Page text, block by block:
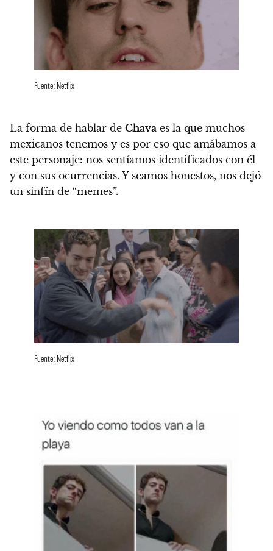
Fuente: Netflix
La forma de hablar de Chava es la que muchos
mexicanos tenemos y es por eso que amábamos a
este personaje: nos sentíamos identificados con él
y con sus ocurrencias. Y seamos honestos, nos dejó
un sinfín de “memes”.
Fuente: Netflix